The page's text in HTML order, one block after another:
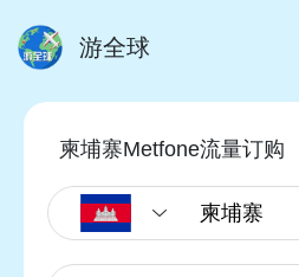
游全球
柬埔寨Metfone流量订购